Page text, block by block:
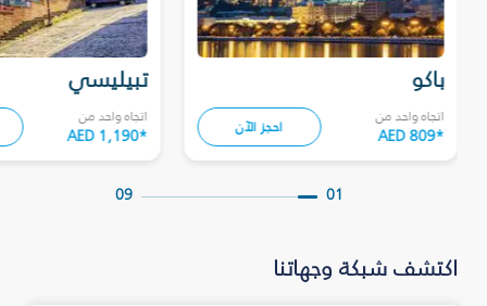
تبيليسي
اتجاه واحد من
AED 1,190*
باكو
اتجاه واحد من
AED 809* احجز الآن
09 01
اكتشف شبكة وجهاتنا